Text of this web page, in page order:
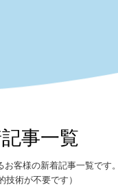
事一覧
客様の新着記事一覧で
術が不要です）